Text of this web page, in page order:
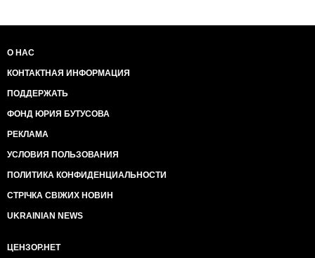
О НАС
КОНТАКТНАЯ ИНФОРМАЦИЯ
ПОДДЕРЖАТЬ
ФОНД ЮРИЯ БУТУСОВА
РЕКЛАМА
УСЛОВИЯ ПОЛЬЗОВАНИЯ
ПОЛИТИКА КОНФИДЕНЦИАЛЬНОСТИ
СТРІЧКА СВІЖИХ НОВИН
UKRAINIAN NEWS
ЦЕНЗОР.НЕТ